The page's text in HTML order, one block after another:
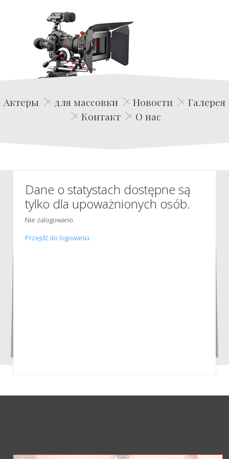
Edwin Film Agencja Aktorska
Актеры для массовки Новости
Галерея
Контакт
О нас
Dane o statystach dostępne są
tylko dla upoważnionych osób.
Nie zalogowano
Przejdź do logowania